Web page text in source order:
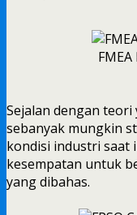
Sejalan dengan
sebanyak mungkin
kondisi industri saat
kesempatan untuk
yang dibahas.